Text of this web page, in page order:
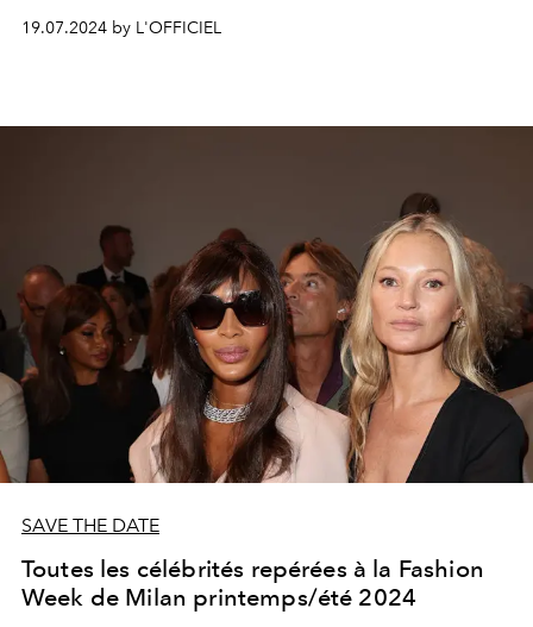
19.07.2024 by L'OFFICIEL
SAVE THE DATE
Toutes les célébrités repérées à la Fashion
Week de Milan printemps/été 2024